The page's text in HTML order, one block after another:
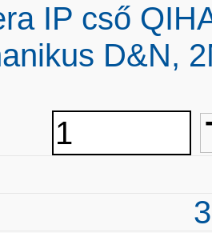
IP cső
D&N,